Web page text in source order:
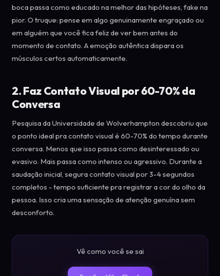
boca passa como educado na melhor das hipóteses, fake na
pior. O truque: pense em algo genuinamente engraçado ou
em alguém que você fica feliz de ver bem antes do
momento de contato. A emoção autêntica dispara os
músculos certos automaticamente.
2. Faz Contato Visual por 60-70% da
Conversa
Pesquisa da Universidade de Wolverhampton descobriu que
o ponto ideal pra contato visual é 60-70% do tempo durante
conversa. Menos que isso passa como desinteressado ou
evasivo. Mais passa como intenso ou agressivo. Durante a
saudação inicial, segura contato visual por 3-4 segundos
completos - tempo suficiente pra registrar a cor do olho da
pessoa. Isso cria uma sensação de atenção genuína sem
desconforto.
Vê como você se sai